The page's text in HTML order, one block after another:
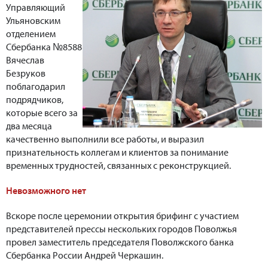
Управляющий
Ульяновским
отделением
Сбербанка №8588
Вячеслав
Безруков
поблагодарил
подрядчиков,
которые всего за
два месяца
качественно выполнили все работы, и выразил
признательность коллегам и клиентов за понимание
временных трудностей, связанных с реконструкцией.
Невозможного нет
Вскоре после церемонии открытия брифинг с участием
представителей прессы нескольких городов Поволжья
провел заместитель председателя Поволжского банка
Сбербанка России Андрей Черкашин.